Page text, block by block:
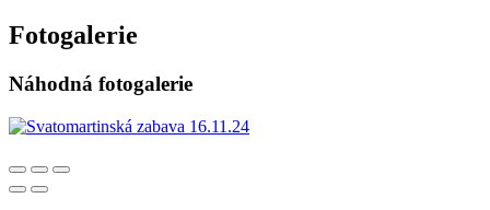
Fotogalerie
Náhodná fotogalerie